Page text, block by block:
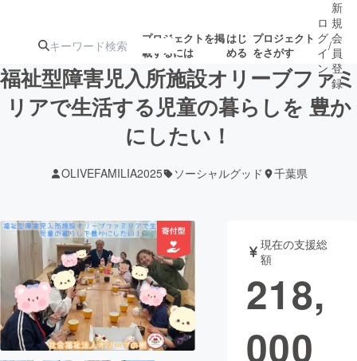
プロジェクトを掲
載するには
はじ
める
プロジェクト
をさがす
注目の新着プロ募集終了が近いプ
テクノロジー・ガジェット
映像・映画 書籍・雑誌
ビジネス・起業 チャレンジ
ロ
グ
イ
ン
/
新
規
会
員
登
録
福祉型障害児入所施設オリーブファミ
リアで生活する児童の暮らしを 豊か
にしたい！
OLIVEFAMILIA2025 ソーシャルグッド 千葉県
現在の支援総
額
218,
000